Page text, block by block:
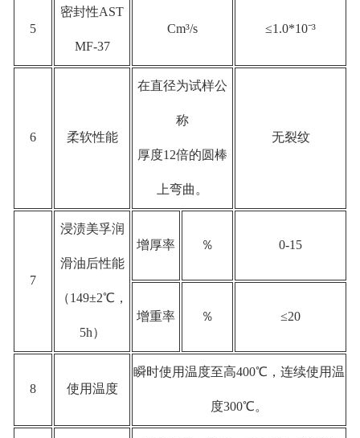
5
密封性AST
MF-37
Cm³/s ≤1.0*10⁻³
6 柔软性能
在直径为试样公
称
厚度12倍的圆棒
上弯曲。
无裂纹
7
浸渍美孚润
滑油后性能
（149±2℃，
5h）
增厚率 ％ 0-15
增重率 ％ ≤20
8 使用温度
瞬时使用温度至高400℃，连续使用温
度300℃。